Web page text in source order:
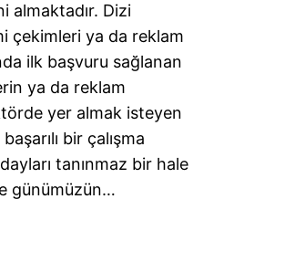
almaktadır. Dizi
çekimleri ya da reklam
ilk başvuru sağlanan
ya da reklam
yer almak isteyen
bir çalışma
tanınmaz bir hale
günümüzün…